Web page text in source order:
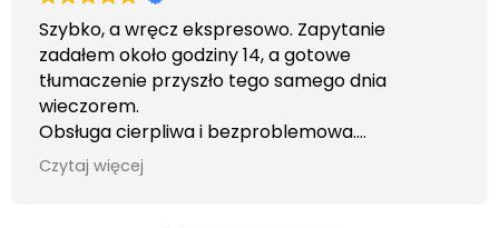
Szybko, a wręcz ekspresowo. Zapytanie
zadałem około godziny 14, a gotowe
tłumaczenie przyszło tego samego dnia
wieczorem.
Obsługa cierpliwa i bezproblemowa.
Otrzymałem wszelkie informacje i porady jaka
usługa będzie dla mnie najlepsza. Faktura także
Czytaj więcej